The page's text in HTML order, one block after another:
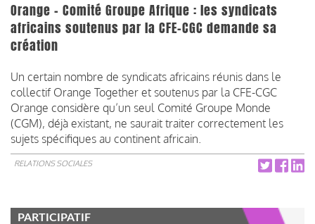
Orange - Comité Groupe Afrique : les syndicats
africains soutenus par la CFE-CGC demande sa
création
Un certain nombre de syndicats africains réunis dans le
collectif Orange Together et soutenus par la CFE-CGC
Orange considère qu’un seul Comité Groupe Monde
(CGM), déjà existant, ne saurait traiter correctement les
sujets spécifiques au continent africain.
RELATIONS SOCIALES
PARTICIPATIF